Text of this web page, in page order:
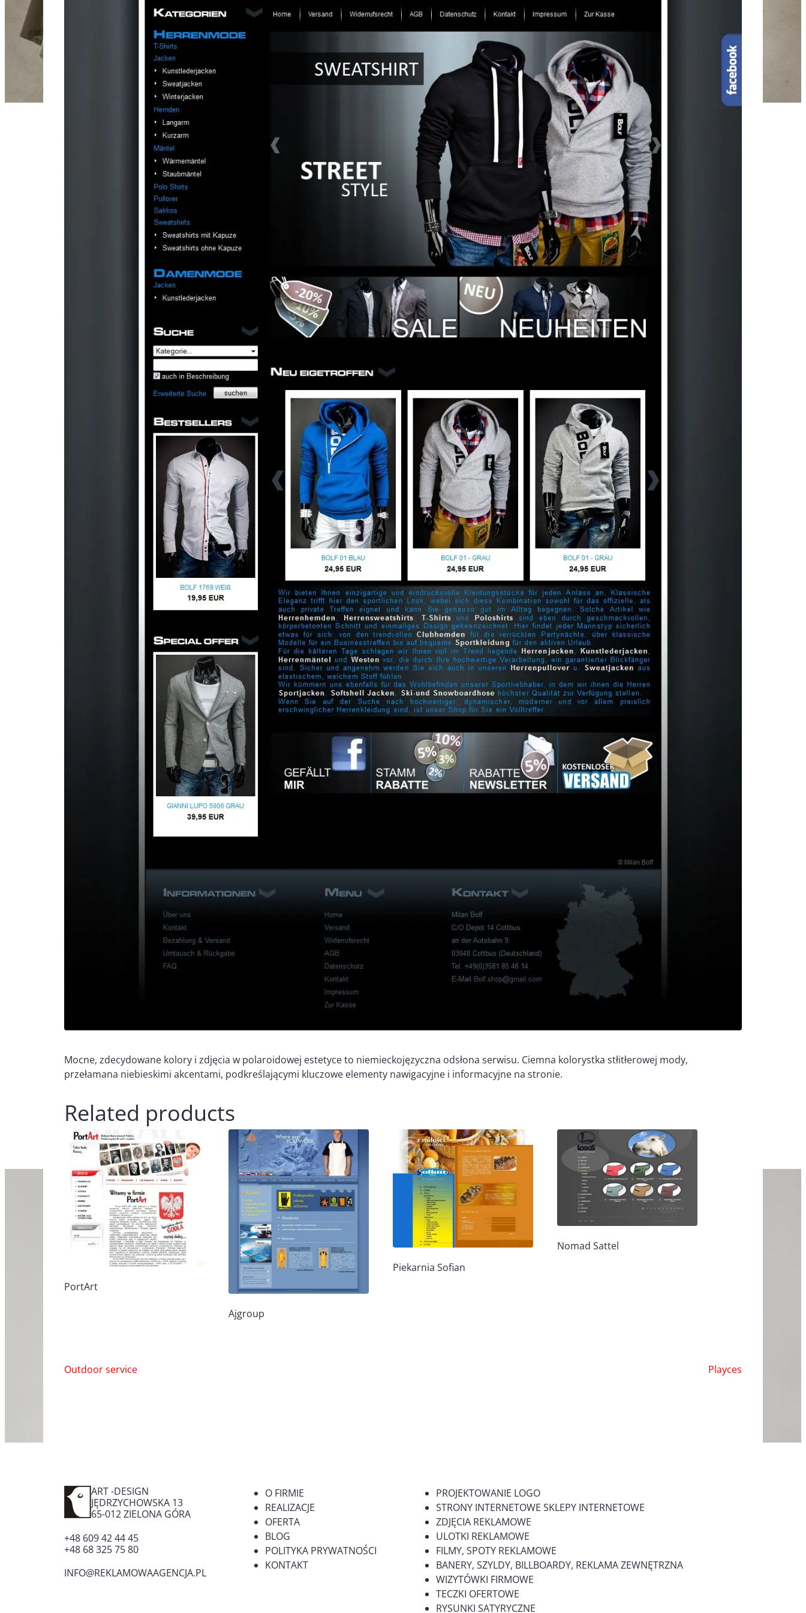
Mocne, zdecydowane kolory i zdjęcia w polaroidowej estetyce to niemieckojęzyczna odsłona serwisu. Ciemna kolorystka stłitłerowej mody,
przełamana niebieskimi akcentami, podkreślającymi kluczowe elementy nawigacyjne i informacyjne na stronie.
Related products
PortArt
Ajgroup
Piekarnia Sofian
Nomad Sattel
Nawigacja
Outdoor service Playces
ART -DESIGN
JĘDRZYCHOWSKA 13
65-012ZIELONA GÓRA
+48 609 42 44 45
+48 68 325 75 80
INFO@REKLAMOWAAGENCJA.PL
O FIRMIE
REALIZACJE
OFERTA
BLOG
POLITYKA PRYWATNOŚCI
KONTAKT
PROJEKTOWANIE LOGO
STRONY INTERNETOWE SKLEPY INTERNETOWE
ZDJĘCIA REKLAMOWE
ULOTKI REKLAMOWE
FILMY, SPOTY REKLAMOWE
BANERY, SZYLDY, BILLBOARDY, REKLAMA ZEWNĘTRZNA
WIZYTÓWKI FIRMOWE
TECZKI OFERTOWE
RYSUNKI SATYRYCZNE